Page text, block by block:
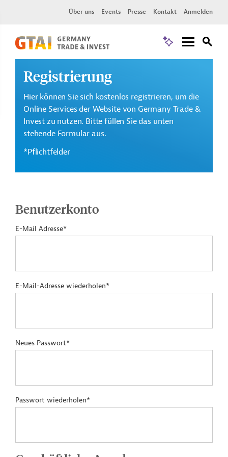
Über uns Events Presse Kontakt Anmelden
Registrierung
Hier können Sie sich kostenlos registrieren, um die
Online Services der Website von Germany Trade &
Invest zu nutzen. Bitte füllen Sie das unten
stehende Formular aus.
*Pflichtfelder
Benutzerkonto
E-Mail Adresse*
E-Mail-Adresse wiederholen*
Neues Passwort*
Passwort wiederholen*